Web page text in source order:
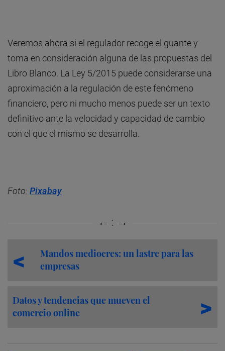
Veremos ahora si el regulador recoge el guante y
toma en consideración alguna de las propuestas del
Libro Blanco. La Ley 5/2015 puede considerarse una
aproximación a la regulación de este fenómeno
financiero, pero ni mucho menos puede ser un texto
definitivo ante la velocidad y capacidad de cambio
con el que el mismo se desarrolla.
Foto: Pixabay
Mandos mediocres: un lastre para las
empresas
Datos y tendencias que mueven el
comercio online